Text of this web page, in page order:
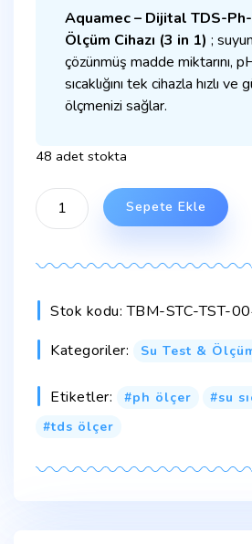
Aquamec – Dijital TDS-Ph-
Ölçüm Cihazı (3 in 1) ;
çözünmüş madde miktarını,
sıcaklığını tek cihazla hızlı
ölçmenizi sağlar.
48 adet stokta
Sepete Ekle
Stok kodu:TBM-STC-TST-
Kategoriler:
Su Test &
Etiketler: ph ölçer
su
tds ölçer